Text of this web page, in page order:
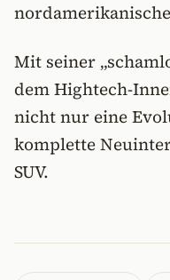
Mit seiner
dem Hightech-
nicht nur eine
komplette
SUV.